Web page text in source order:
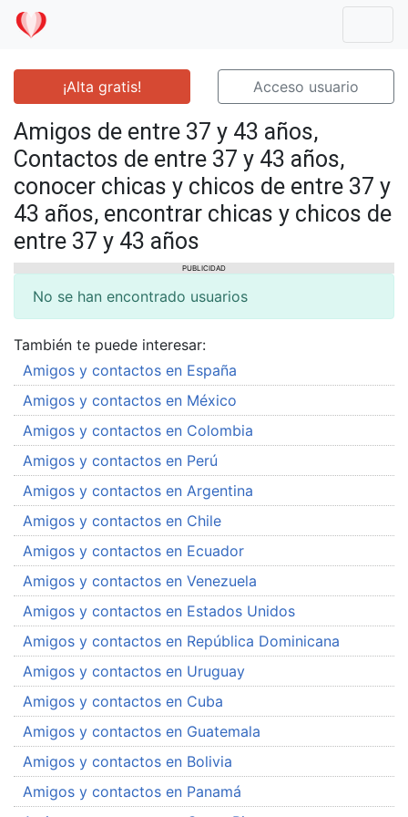
¡Alta gratis! Acceso usuario
Amigos de entre 37 y 43 años,
Contactos de entre 37 y 43 años,
conocer chicas y chicos de entre 37 y
43 años, encontrar chicas y chicos de
entre 37 y 43 años
PUBLICIDAD
No se han encontrado usuarios
También te puede interesar:
Amigos y contactos en España
Amigos y contactos en México
Amigos y contactos en Colombia
Amigos y contactos en Perú
Amigos y contactos en Argentina
Amigos y contactos en Chile
Amigos y contactos en Ecuador
Amigos y contactos en Venezuela
Amigos y contactos en Estados Unidos
Amigos y contactos en República Dominicana
Amigos y contactos en Uruguay
Amigos y contactos en Cuba
Amigos y contactos en Guatemala
Amigos y contactos en Bolivia
Amigos y contactos en Panamá